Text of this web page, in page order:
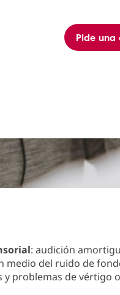
Pide
: audición
medio del ruido de
problemas de vértigo